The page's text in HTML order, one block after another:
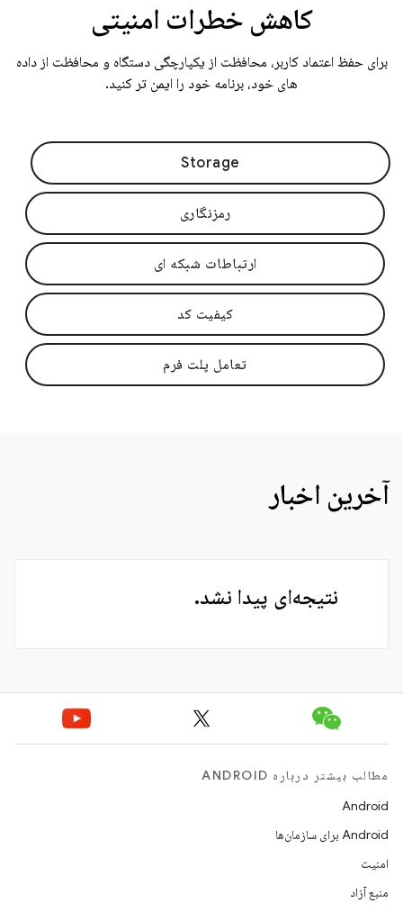
کاهش خطرات امنیتی
برای حفظ اعتماد کاربر، محافظت از یکپارچگی دستگاه و محافظت از داده
های خود، برنامه خود را ایمن تر کنید.
Storage
رمزنگاری
ارتباطات شبکه ای
کیفیت کد
تعامل پلت فرم
آخرین اخبار
نتیجه‌ای پیدا نشد.
مطالب بیشتر درباره ANDROID
Android
Android برای سازمان‌ها
امنیت
منبع آزاد